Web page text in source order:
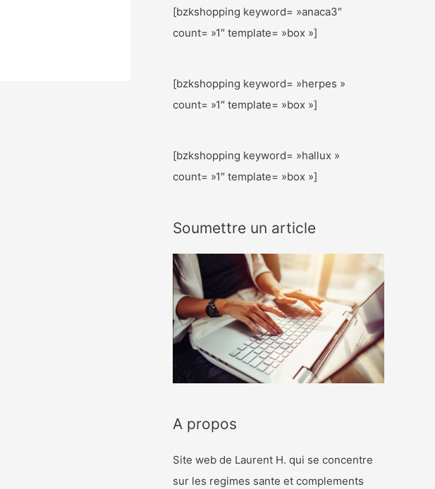
[bzkshopping keyword= »anaca3″
count= »1″ template= »box »]
[bzkshopping keyword= »herpes »
count= »1″ template= »box »]
[bzkshopping keyword= »hallux »
count= »1″ template= »box »]
Soumettre un article
A propos
Site web de Laurent H. qui se concentre
sur les regimes sante et complements